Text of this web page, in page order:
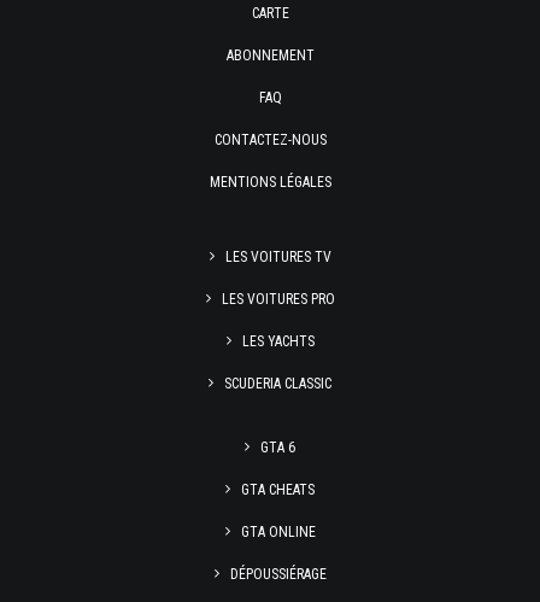
CARTE
ABONNEMENT
FAQ
CONTACTEZ-NOUS
MENTIONS LÉGALES
LES VOITURES TV
LES VOITURES PRO
LES YACHTS
SCUDERIA CLASSIC
GTA 6
GTA CHEATS
GTA ONLINE
DÉPOUSSIÉRAGE